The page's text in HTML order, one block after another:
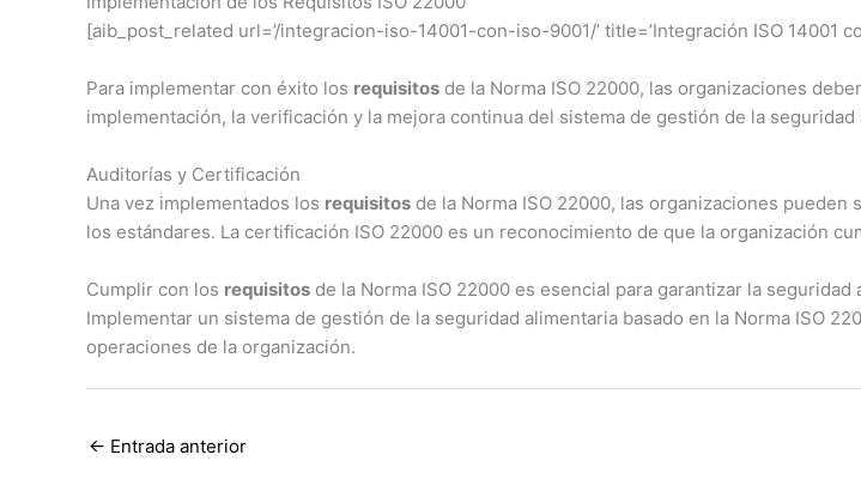
[aib_post_related url=’/integracion-iso-14001-con-iso-9001/’ title=’Integración ISO 14001
Para implementar con éxito los requisitos de la Norma ISO 22000, las organizaciones
implementación, la verificación y la mejora continua del sistema de gestión de la seguridad
Auditorías y Certificación
Una vez implementados los requisitos de la Norma ISO 22000, las organizaciones
los estándares. La certificación ISO 22000 es un reconocimiento de que la organización
Cumplir con los requisitos de la Norma ISO 22000 es esencial para garantizar la
Implementar un sistema de gestión de la seguridad alimentaria basado en la Norma ISO
operaciones de la organización.
← Entrada anterior